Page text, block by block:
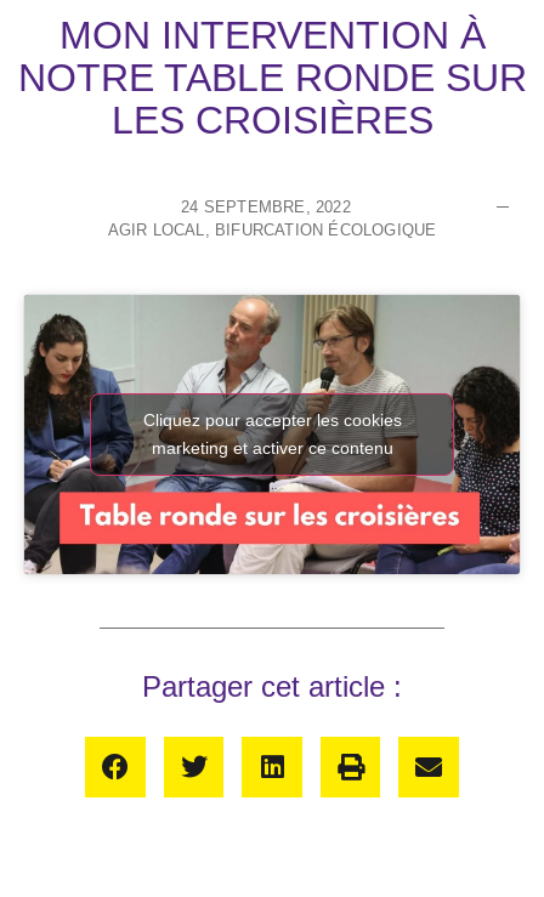
MON INTERVENTION À
NOTRE TABLE RONDE SUR
LES CROISIÈRES
24 SEPTEMBRE, 2022
AGIR LOCAL, BIFURCATION ÉCOLOGIQUE
Cliquez pour accepter les cookies
marketing et activer ce contenu
Partager cet article :